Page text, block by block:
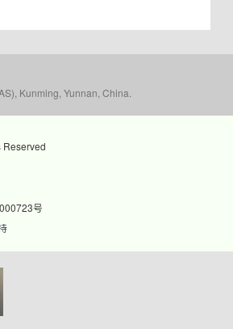
Kunming, Yunnan, China.
Reserved
号